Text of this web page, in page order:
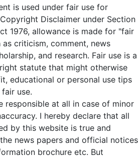
is used under fair use for
Disclaimer under Section
1976, allowance is made for "fair
criticism, comment, news
and research. Fair use is a
statute that might otherwise
educational or personal use tips
use.
responsible at all in case of minor
I hereby declare that all
by this website is true and
news papers and official notices
brochure etc. But